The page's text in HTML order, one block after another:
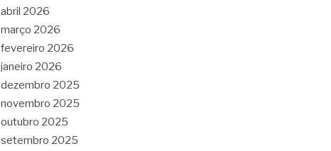
abril 2026
março 2026
fevereiro 2026
janeiro 2026
dezembro 2025
novembro 2025
outubro 2025
setembro 2025